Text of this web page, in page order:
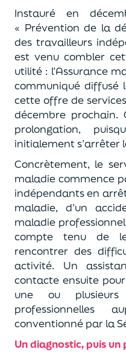
Instauré en
« Prévention de la
des travailleurs
est venu combler
utilité : l’Assurance
communiqué diffusé
cette offre de
décembre prochain.
prolongation,
initialement s’arrêter
Concrètement, le
maladie commence
indépendants en
maladie, d’un
maladie
compte tenu de
rencontrer des
activité. Un
contacte ensuite
une ou plusieurs
professionnelles
conventionné par la
Un diagnostic, puis un